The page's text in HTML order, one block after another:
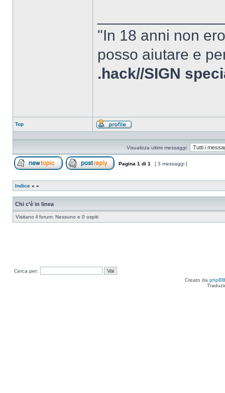
"In 18 anni non
posso aiutare e
.hack//SIGN
Top
Profilo
Visualizza ultimi messaggi:
Pagina 1 di 1 [ 3 messaggi ]
Indice » »
Chi c’è in linea
Visitano il forum: Nessuno e 0 ospiti
Cerca per:
Creato da phpBB